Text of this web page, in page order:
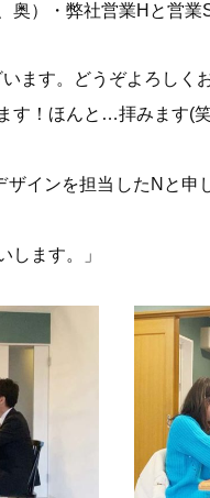
奥）・弊社営業Hと営業
ます。どうぞよろしく
す！ほんと…拝みます(笑
インを担当したNと申
します。」